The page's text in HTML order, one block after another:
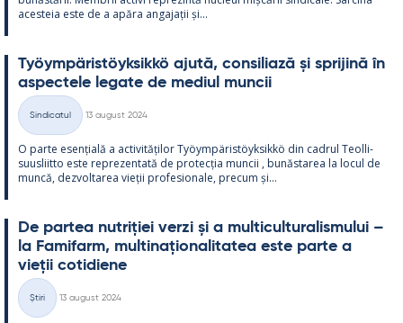
aces­teia este de a apăra an­ga­jații și...
Työym­pä­ris­töyk­sikkö ajută, con­si­liază și spri­jină în
as­pec­tele le­gate de me­diul muncii
Categorii
Sindicatul
13 august 2024
O parte esențială a ac­ti­vități­lor Työym­pä­ris­töyk­sikkö din cadrul Teol­li­
suus­liitto este reprezen­tată de pro­tecția muncii , bunăs­ta­rea la locul de
muncă, dez­vol­ta­rea vieții pro­fe­sio­nale, precum și...
De par­tea nut­riției verzi și a mul­ticul­tu­ra­lis­mu­lui –
la Fa­mi­farm, mul­ti­națio­na­li­ta­tea este parte a
vieții co­ti­diene
Categorii
Știri
13 august 2024